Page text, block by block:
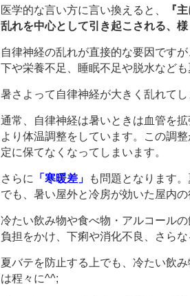
医学的な言い方に言い換えると、
『
乱れを中心として引き起こされる、様
自律神経の乱れが直接的な要因です
下や栄養不足、睡眠不足や脱水なども
暑さよって自律神経が大きく乱れてし
通常、自律神経は暑いときは血管を
より体温調整をしています。この調
定に保てなくなってしまいます。
さらに 「寒暖差」
も問題となります
でも、暑い屋外と冷房が効いた屋内
冷たい飲み物や食べ物・アルコール
負担をかけ、下痢や消化不良、さら
夏バテを防止する上でも、冷たい飲
は程々に^^;